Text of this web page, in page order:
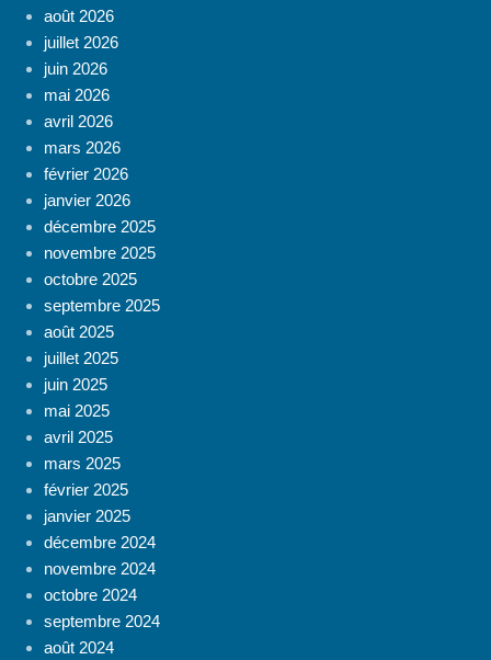
août 2026
juillet 2026
juin 2026
mai 2026
avril 2026
mars 2026
février 2026
janvier 2026
décembre 2025
novembre 2025
octobre 2025
septembre 2025
août 2025
juillet 2025
juin 2025
mai 2025
avril 2025
mars 2025
février 2025
janvier 2025
décembre 2024
novembre 2024
octobre 2024
septembre 2024
août 2024